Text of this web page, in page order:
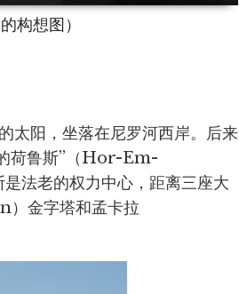
构想图）
太阳，坐落在尼罗河西岸。后来
荷鲁斯”（Hor-Em-
法老的权力中心，距离三座大
金字塔和孟卡拉